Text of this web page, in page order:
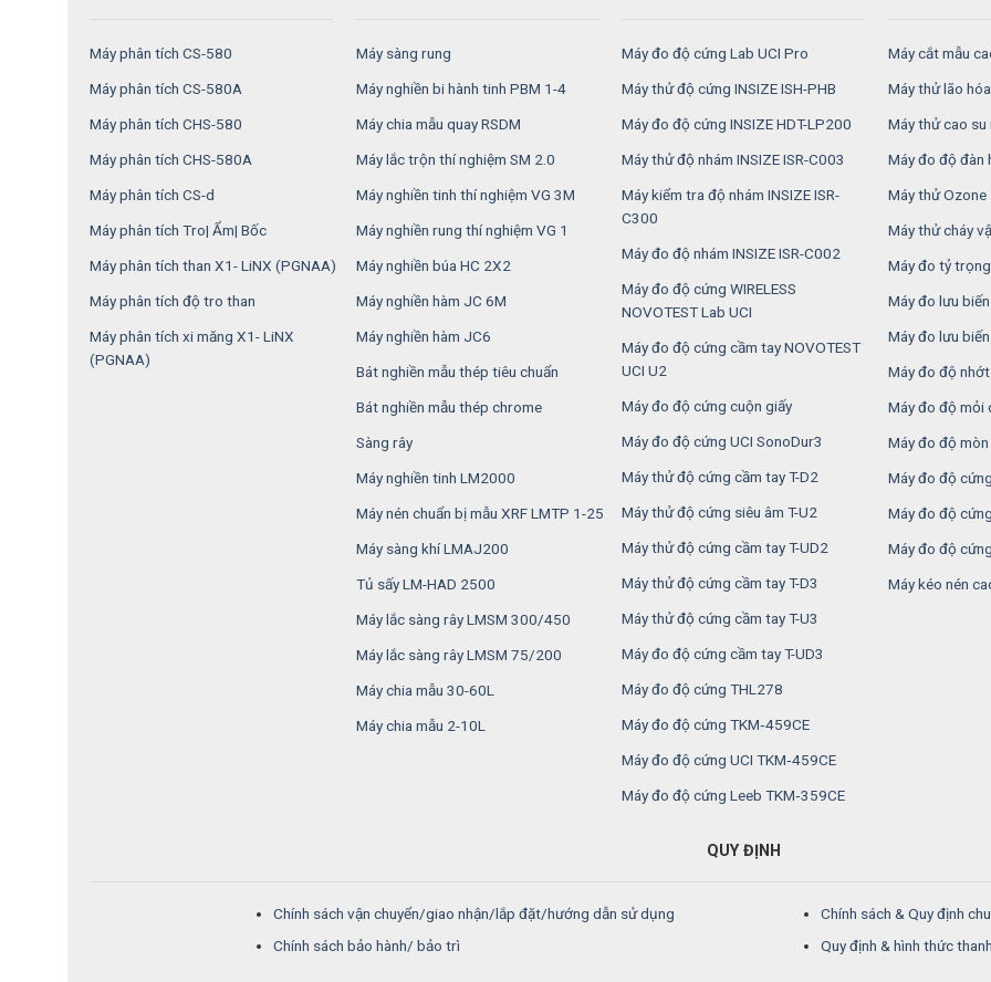
Máy phân tích CS-580
Máy phân tích CS-580A
Máy phân tích CHS-580
Máy phân tích CHS-580A
Máy phân tích CS-d
Máy phân tích Tro| Ẩm| Bốc
Máy phân tích than X1- LiNX (PGNAA)
Máy phân tích độ tro than
Máy phân tích xi măng X1- LiNX
(PGNAA)
Máy sàng rung
Máy nghiền bi hành tinh PBM 1-4
Máy chia mẫu quay RSDM
Máy lắc trộn thí nghiệm SM 2.0
Máy nghiền tinh thí nghiệm VG 3M
Máy nghiền rung thí nghiệm VG 1
Máy nghiền búa HC 2X2
Máy nghiền hàm JC 6M
Máy nghiền hàm JC6
Bát nghiền mẫu thép tiêu chuẩn
Bát nghiền mẫu thép chrome
Sàng rây
Máy nghiền tinh LM2000
Máy nén chuẩn bị mẫu XRF LMTP 1-25
Máy sàng khí LMAJ200
Tủ sấy LM-HAD 2500
Máy lắc sàng rây LMSM 300/450
Máy lắc sàng rây LMSM 75/200
Máy chia mẫu 30-60L
Máy chia mẫu 2-10L
Máy đo độ cứng Lab UCI Pro
Máy thử độ cứng INSIZE ISH-PHB
Máy đo độ cứng INSIZE HDT-LP200
Máy thử độ nhám INSIZE ISR-C003
Máy kiểm tra độ nhám INSIZE ISR-
C300
Máy đo độ nhám INSIZE ISR-C002
Máy đo độ cứng WIRELESS
NOVOTEST Lab UCI
Máy đo độ cứng cầm tay NOVOTEST
UCI U2
Máy đo độ cứng cuộn giấy
Máy đo độ cứng UCI SonoDur3
Máy thử độ cứng cầm tay T-D2
Máy thử độ cứng siêu âm T-U2
Máy thử độ cứng cầm tay T-UD2
Máy thử độ cứng cầm tay T-D3
Máy thử độ cứng cầm tay T-U3
Máy đo độ cứng cầm tay T-UD3
Máy đo độ cứng THL278
Máy đo độ cứng TKM‑459CE
Máy đo độ cứng UCI TKM‑459CE
Máy đo độ cứng Leeb TKM‑359CE
Máy cắt mẫu
Máy thử lão
Máy thử cao
Máy đo độ đàn
Máy thử Ozone
Máy thử cháy
Máy đo tỷ
Máy đo lưu
Máy đo lưu
Máy đo độ
Máy đo độ mỏi
Máy đo độ
Máy đo độ
Máy đo độ
Máy đo độ
Máy kéo nén
QUY ĐỊNH
Chính sách vận chuyển/giao nhận/lắp đặt/hướng dẫn sử dụng
Chính sách bảo hành/ bảo trì
Chính sách & Quy định
Quy định & hình thức